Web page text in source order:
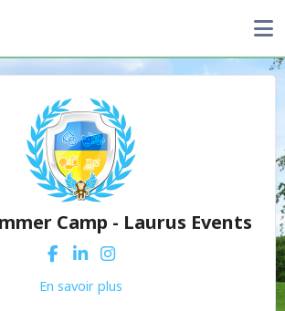
Camp - Laurus Events
En savoir plus